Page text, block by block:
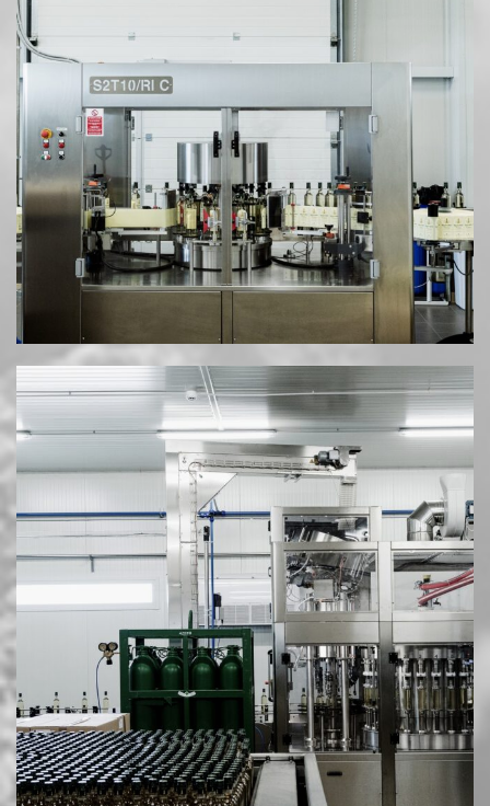
Διεύθ.: Νέα Μεσημβρία Θεσσαλονίκης
Email: info@mesimvriawines.gr
Τηλ.: +30 2310.713981
HOSTED AND PROTECTED BY FREESPIRITS
|
ΠΟΛΙΤΙΚΉ ΑΠΟΡΡΉΤΟΥ & COOKIES